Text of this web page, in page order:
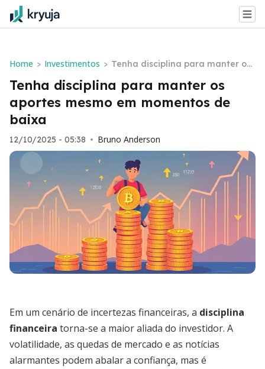
Home > Investimentos > Tenha disciplina para manter os
baixa
Tenha disciplina para manter os
aportes mesmo em momentos de
baixa
12/10/2025 - 05:38 • Bruno Anderson
Em um cenário de incertezas financeiras, a disciplina
financeira torna-se a maior aliada do investidor. A
volatilidade, as quedas de mercado e as notícias
alarmantes podem abalar a confiança, mas é